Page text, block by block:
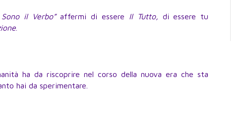
Sono il Verbo”affermi di essere Il Tutto, di essere tu
ha da riscoprire nel corso della nuova era che sta
hai da sperimentare.